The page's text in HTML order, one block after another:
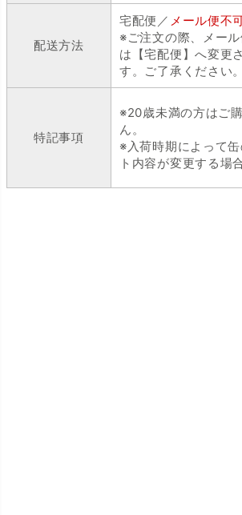
配送方法
宅配便／ メール便不
※ご注文の際、メー
は【宅配便】へ変更
す。ご了承ください。
特記事項
※20歳未満の方はご
ん。
※入荷時期によって
ト内容が変更する場